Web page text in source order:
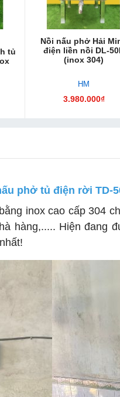
tủ
Nồi nấu phở Hải
điện liền nồi DL-
(inox 304)
HM
3.980.000₫
phở tủ điện rời TD-
inox cao cấp 304
hàng,..... Hiện đang